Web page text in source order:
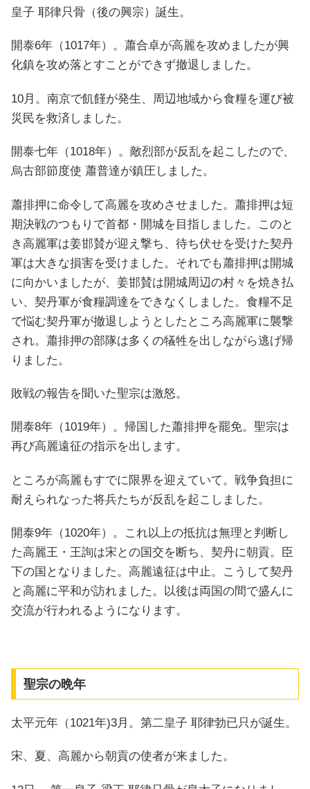
皇子 耶律只骨（後の興宗）誕生。
開泰6年（1017年）。蕭合卓が高麗を攻めましたが興
化鎮を攻め落とすことができず撤退しました。
10月。南京で飢饉が発生、周辺地域から食糧を運び被
災民を救済しました。
開泰七年（1018年）。敵烈部が反乱を起こしたので、
烏古部節度使 蕭普達が鎮圧しました。
蕭排押に命令して高麗を攻めさせました。蕭排押は短
期決戦のつもりで首都・開城を目指しました。このと
き高麗軍は姜邯賛が迎え撃ち、待ち伏せを受けた契丹
軍は大きな損害を受けました。それでも蕭排押は開城
に向かいましたが、姜邯賛は開城周辺の村々を焼き払
い、契丹軍が食糧調達をできなくしました。食糧不足
で悩む契丹軍が撤退しようとしたところ高麗軍に襲撃
され。蕭排押の部隊は多くの犠牲を出しながら逃げ帰
りました。
敗戦の報告を聞いた聖宗は激怒。
開泰8年（1019年）。帰国した蕭排押を罷免。聖宗は
再び高麗遠征の指示を出します。
ところが高麗もすでに限界を迎えていて。戦争負担に
耐えられなった将兵たちが反乱を起こしました。
開泰9年（1020年）。これ以上の抵抗は無理と判断し
た高麗王・王詢は宋との国交を断ち、契丹に朝貢。臣
下の国となりました。高麗遠征は中止。こうして契丹
と高麗に平和が訪れました。以後は両国の間で盛んに
交流が行われるようになります。
聖宗の晩年
太平元年（1021年)3月。第二皇子 耶律勃已只が誕生。
宋、夏、高麗から朝貢の使者が来ました。